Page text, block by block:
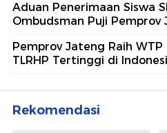
Aduan Penerimaan Siswa
Ombudsman Puji Pemprov
Pemprov Jateng Raih
TLRHP Tertinggi di
Rekomendasi